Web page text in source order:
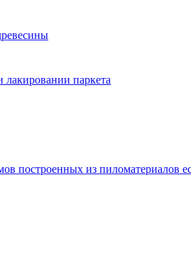
лакировании паркета
построенных из пиломатериалов